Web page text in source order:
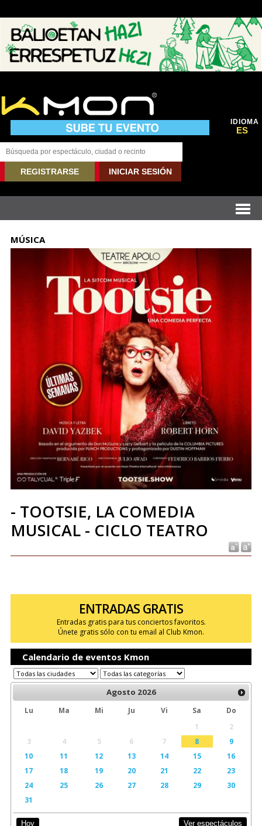
IDIOMA
ES
REGISTRARSE INICIAR SESIÓN
MÚSICA
- TOOTSIE, LA COMEDIA
MUSICAL - CICLO TEATRO
ENTRADAS GRATIS
Entradas gratis para tus conciertos favoritos.
Únete gratis sólo con tu email al Club Kmon.
Calendario de eventos Kmon
Agosto 2026
Lu Ma Mi Ju Vi Sa
Do
1
2
3
4 5 6 7 8
9
10
11 12 13 14 15
16
17
18 19 20 21 22
23
24
25 26 27 28 29
30
31
Hoy Ver espectáculos